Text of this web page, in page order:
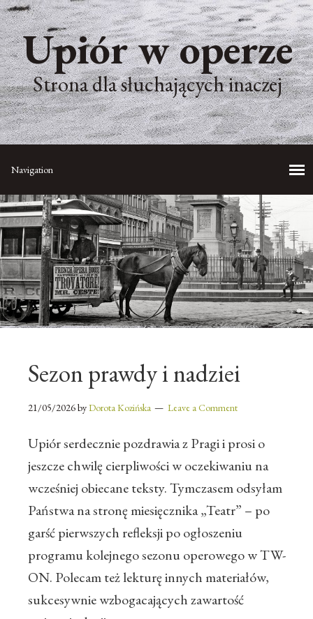
Upiór w operze
Strona dla słuchających inaczej
Sezon prawdy i nadziei
21/05/2026byDorota Kozińska Leave a Comment
Upiór serdecznie pozdrawia z Pragi i prosi o
jeszcze chwilę cierpliwości w oczekiwaniu na
wcześniej obiecane teksty. Tymczasem odsyłam
Państwa na stronę miesięcznika „Teatr” – po
garść pierwszych refleksji po ogłoszeniu
programu kolejnego sezonu operowego w TW-
ON. Polecam też lekturę innych materiałów,
sukcesywnie wzbogacających zawartość